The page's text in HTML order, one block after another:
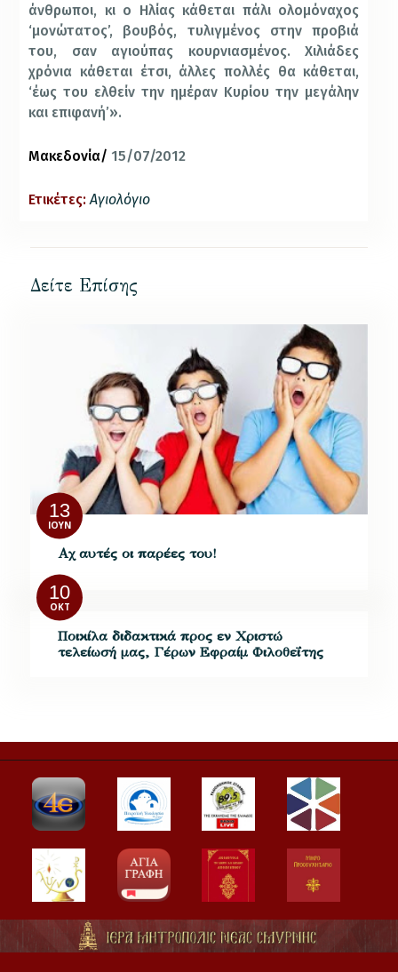
άνθρωποι, κι ο Hλίας κάθεται πάλι ολομόναχος
‘μονώτατος’, βουβός, τυλιγμένος στην προβιά
του, σαν αγιούπας κουρνιασμένος. Xιλιάδες
χρόνια κάθεται έτσι, άλλες πολλές θα κάθεται,
‘έως του ελθείν την ημέραν Kυρίου την μεγάλην
και επιφανή’».
Μακεδονία/ 15/07/2012
Ετικέτες: Αγιολόγιο
Δείτε Επίσης
13
ΙΟΎΝ
Αχ αυτές οι παρέες του!
10
ΟΚΤ
Ποικίλα διδακτικά προς εν Χριστώ
τελείωσή μας, Γέρων Εφραίμ Φιλοθεΐτης